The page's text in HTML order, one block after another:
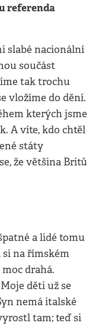
referenda
slabé nacionální
součást
tak trochu
vložíme do dění.
kterých jsme
A víte, kdo chtěl
státy
že většina Britů
a lidé tomu
na římském
drahá.
děti už se
nemá italské
tam; teď si